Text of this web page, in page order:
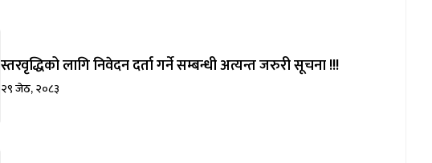
स्तरवृद्धिको लागि निवेदन दर्ता गर्ने सम्बन्धी अत्यन्त जरुरी सूचना !!!
२९ जेठ, २०८३